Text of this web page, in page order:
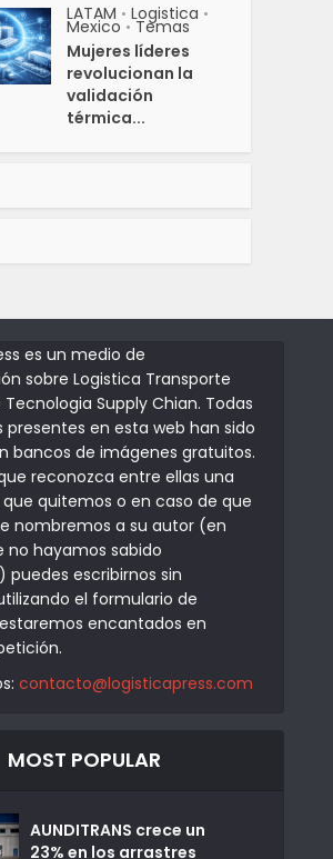
LATAM • Logistica •
Mexico • Temas
Mujeres líderes
revolucionan la
validación
térmica...
es un medio de
sobre Logistica Transporte
Supply Chian. Todas
presentes en esta web han sido
bancos de imágenes gratuitos.
reconozca entre ellas una
quitemos o en caso de que
nombremos a su autor (en
no hayamos sabido
puedes escribirnos sin
el formulario de
encantados en
contacto@logisticapress.com
MOST POPULAR
AUNDITRANS crece un
23% en los arrastres